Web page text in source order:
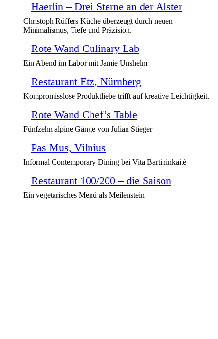
Haerlin – Drei Sterne an der Alster
Christoph Rüffers Küche überzeugt durch neuen
Minimalismus, Tiefe und Präzision.
Rote Wand Culinary Lab
Ein Abend im Labor mit Jamie Unshelm
Restaurant Etz, Nürnberg
Kompromisslose Produktliebe trifft auf kreative Leichtigkeit.
Rote Wand Chef’s Table
Fünfzehn alpine Gänge von Julian Stieger
Pas Mus, Vilnius
Informal Contemporary Dining bei Vita Bartininkaitė
Restaurant 100/200 – die Saison
Ein vegetarisches Menü als Meilenstein